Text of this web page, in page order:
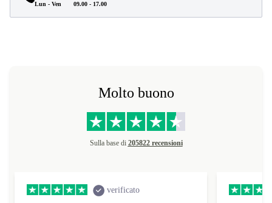
Lun - Ven 09.00 - 17.00
Molto buono
Sulla base di 205822 recensioni
verificato